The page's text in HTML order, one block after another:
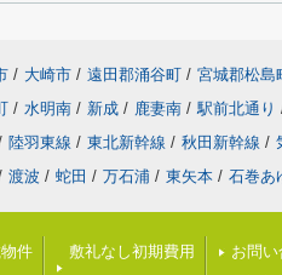
/ 大崎市 / 遠田郡涌谷町 / 宮城郡松島
/ 水明南 / 新成 / 鹿妻南 / 駅前北通り
陸羽東線 / 東北新幹線 / 秋田新幹線 /
渡波 / 蛇田 / 万石浦 / 東矢本 / 石巻あ
件
敷礼なし初期費用
お問